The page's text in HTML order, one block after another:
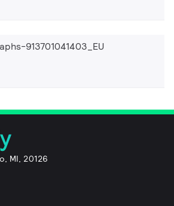
913701041403_EU
MI, 20126